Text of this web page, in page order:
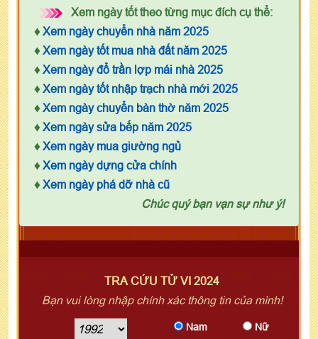
Xem ngày tốt theo từng mục đích cụ thể:
♦ Xem ngày chuyển nhà năm 2025
♦ Xem ngày tốt mua nhà đất năm 2025
♦ Xem ngày đổ trần lợp mái nhà 2025
♦ Xem ngày tốt nhập trạch nhà mới 2025
♦ Xem ngày chuyển bàn thờ năm 2025
♦ Xem ngày sửa bếp năm 2025
♦ Xem ngày mua giường ngủ
♦ Xem ngày dựng cửa chính
♦ Xem ngày phá dỡ nhà cũ
Chúc quý bạn vạn sự như ý!
TRA CỨU TỬ VI 2024
Bạn vui lòng nhập chính xác thông tin của mình!
Nam Nữ